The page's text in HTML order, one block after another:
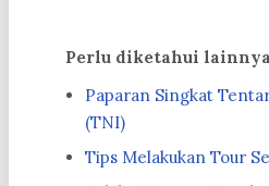
Perlu diketahui
Paparan Singkat
(TNI)
Tips Melakukan Tour